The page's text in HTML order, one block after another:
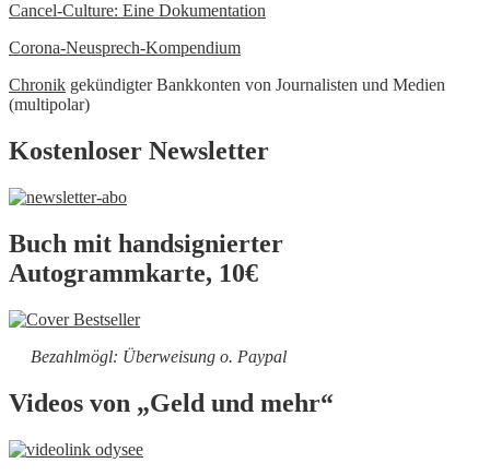
Cancel-Culture: Eine Dokumentation
Corona-Neusprech-Kompendium
Chronik gekündigter Bankkonten von Journalisten und Medien
(multipolar)
Kostenloser Newsletter
Buch mit handsignierter
Autogrammkarte, 10€
Bezahlmögl: Überweisung o. Paypal
Videos von „Geld und mehr“